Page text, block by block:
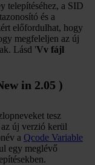
telepítéséhez, a SID
és a
előfordulhat, hogy
megfeleljen az új
Lásd 'Vv fájl
in 2.05 )
tesz
új verzió kerül
a Qcode Variable
egy meglévő